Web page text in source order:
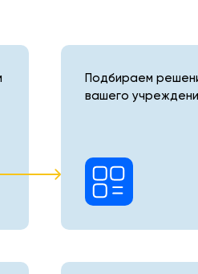
Подбираем
вашего